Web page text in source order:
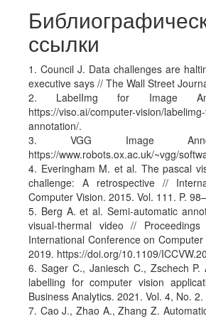
ссылки
1. Council J. Data challenges are
executive says // The Wall Street
2. LabelImg for Image
https://viso.ai/computer-vision/
annotation/.
3. VGG Image
https://www.robots.ox.ac.uk/~vgg/
4. Everingham M. et al. The pascal
challenge: A retrospective //
Computer Vision. 2015. Vol. 111. P.
5. Berg A. et al. Semi-automatic
visual-thermal video //
International Conference on
2019. https://doi.org/10.1109/
6. Sager C., Janiesch C., Zschech
labelling for computer vision
Business Analytics. 2021. Vol. 4, No. 2.
7. Cao J., Zhao A., Zhang Z.